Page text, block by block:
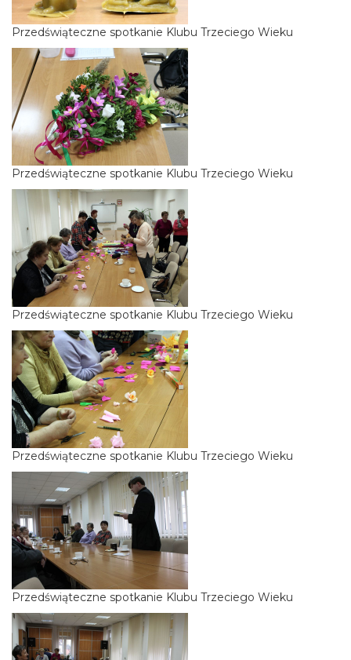
Przedświąteczne spotkanie Klubu Trzeciego Wieku
Przedświąteczne spotkanie Klubu Trzeciego Wieku
Przedświąteczne spotkanie Klubu Trzeciego Wieku
Przedświąteczne spotkanie Klubu Trzeciego Wieku
Przedświąteczne spotkanie Klubu Trzeciego Wieku